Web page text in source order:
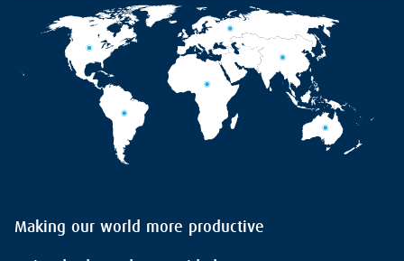
Making our world more productive